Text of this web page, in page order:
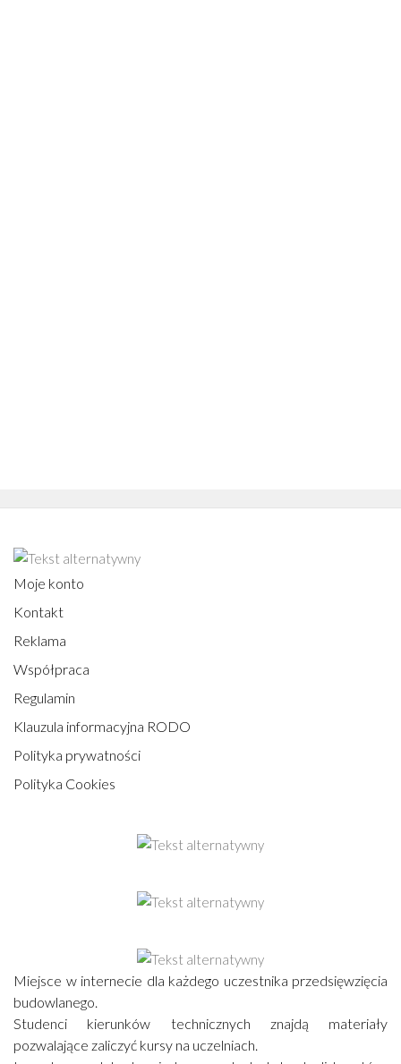
Moje konto
Kontakt
Reklama
Współpraca
Regulamin
Klauzula informacyjna RODO
Polityka prywatności
Polityka Cookies
Miejsce w internecie dla każdego uczestnika przedsięwzięcia
budowlanego.
Studenci kierunków technicznych znajdą materiały
pozwalające zaliczyć kursy na uczelniach.